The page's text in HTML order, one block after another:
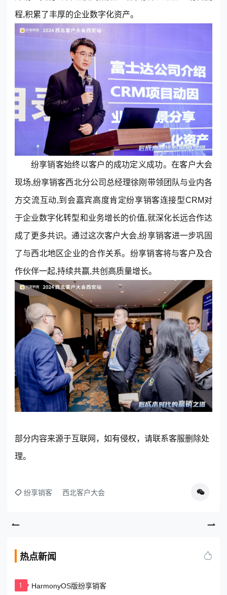
程,积累了丰厚的企业数字化资产。
纷享销客始终以客户的成功定义成功。在客户大会
现场,纷享销客西北分公司总经理徐刚带领团队与业内各
方交流互动,到会嘉宾高度肯定纷享销客连接型CRM对
于企业数字化转型和业务增长的价值,就深化长远合作达
成了更多共识。通过这次客户大会,纷享销客进一步巩固
了与西北地区企业的合作关系。纷享销客将与客户及合
作伙伴一起,持续共赢,共创高质量增长。
部分内容来源于互联网，如有侵权，请联系客服删除处
理。
纷享销客 西北客户大会
热点新闻
1 HarmonyOS版纷享销客